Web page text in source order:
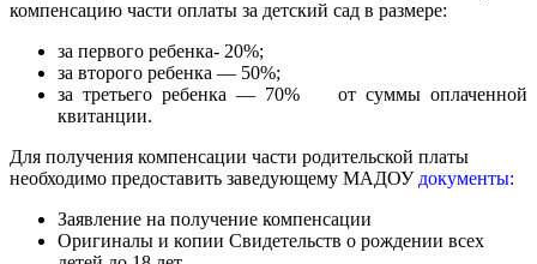
компенсацию части оплаты за детский сад в размере:
за первого ребенка- 20%;
за второго ребенка — 50%;
за третьего ребенка — 70% от суммы оплаченной
квитанции.
Для получения компенсации части родительской платы
необходимо предоставить заведующему МАДОУдокументы:
Заявление на получение компенсации
Оригиналы и копии Свидетельств о рождении всех